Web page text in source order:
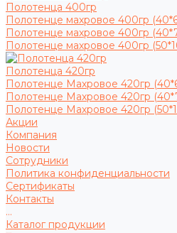
Полотенца 400гр
Полотенце махровое 400гр
Полотенце махровое 400гр
Полотенце махровое 400гр
Полотенца 420гр
Полотенце Махровое 420гр
Полотенце Махровое 420гр
Полотенце Махровое 420гр
Акции
Компания
Новости
Сотрудники
Политика конфиденциальности
Сертификаты
Контакты
...
Каталог продукции